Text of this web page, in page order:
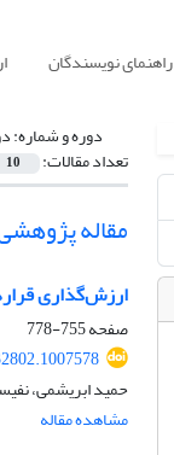
راهنمای نویسندگان
دوره و شماره:دوره 53،
تعداد مقالات: 10
مقاله
ارزش‌گذاری
صفحه755-778
حمید ابریشمی،
مشاهده مقاله